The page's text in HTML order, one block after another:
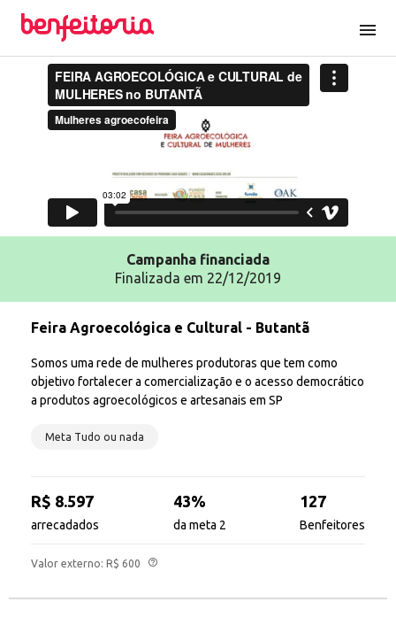
menu
Campanha financiada
Finalizada em 22/12/2019
Feira Agroecológica e Cultural - Butantã
Somos uma rede de mulheres produtoras que tem como
objetivo fortalecer a comercialização e o acesso democrático
a produtos agroecológicos e artesanais em SP
Meta Tudo ou nada
R$ 8.597
arrecadados
43%
da meta 2
127
Benfeitores
Valor externo: R$ 600 help_outline